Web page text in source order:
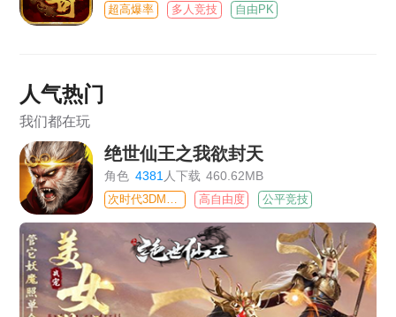
超高爆率 多人竞技 自由PK
人气热门
我们都在玩
绝世仙王之我欲封天
角色 4381 人下载 460.62MB
高自由度 公平竞技